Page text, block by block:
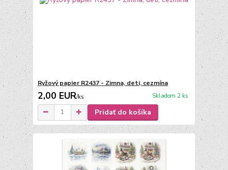
Ryžový papier R2437 - Zimna, deti, cezmína
2,00 EUR/ks Skladom 2 ks
Pridať do košíka